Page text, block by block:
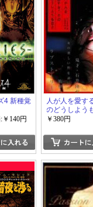
4 新種覚
￥140円
人が人を愛す
のどうしよう
￥380円